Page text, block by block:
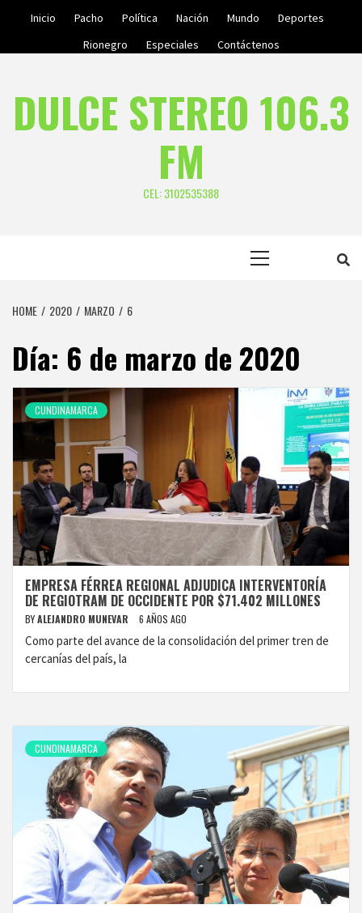
Inicio Pacho Política Nación Mundo
Deportes
Rionegro
Especiales Contáctenos
DULCE STEREO 106.3
FM
CEL: 3102535388
HOME 2020 MARZO 6
Día: 6 de marzo de 2020
CUNDINAMARCA
EMPRESA FÉRREA REGIONAL ADJUDICA INTERVENTORÍA
DE REGIOTRAM DE OCCIDENTE POR $71.402 MILLONES
BYALEJANDRO MUNEVAR 6 AÑOS AGO
Como parte del avance de la consolidación del primer tren de
cercanías del país, la
CUNDINAMARCA